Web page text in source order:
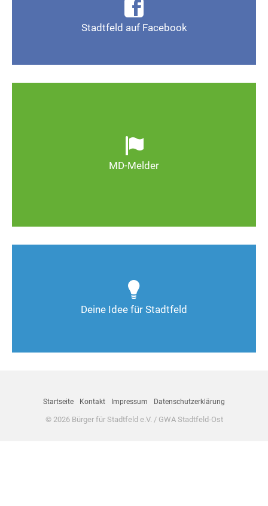
Stadtfeld auf Facebook
Seite Magdeburg-Stadtfeld
MD-Melder
wild entsorgter Müll. Melden Sie Mängel, damit
Magdeburg schöner und lebenswerter wird.
Deine Idee für Stadtfeld
Deine Ideen sind gefragt!
Startseite Kontakt Impressum Datenschutzerklärung
© 2026 Bürger für Stadtfeld e.V. / GWA Stadtfeld-Ost